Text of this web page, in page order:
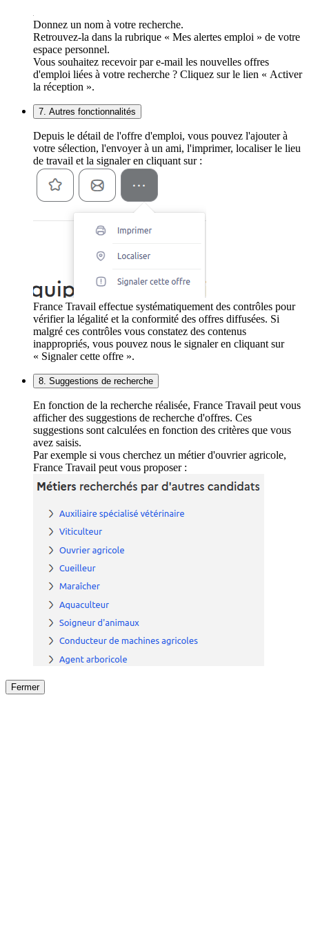
Donnez un nom à votre recherche.
Retrouvez-la dans la rubrique « Mes alertes emploi » de votre
espace personnel.
Vous souhaitez recevoir par e-mail les nouvelles offres
d'emploi liées à votre recherche ? Cliquez sur le lien « Activer
la réception ».
7. Autres fonctionnalités
Depuis le détail de l'offre d'emploi, vous pouvez l'ajouter à
votre sélection, l'envoyer à un ami, l'imprimer, localiser le lieu
de travail et la signaler en cliquant sur :
France Travail effectue systématiquement des contrôles pour
vérifier la légalité et la conformité des offres diffusées. Si
malgré ces contrôles vous constatez des contenus
inappropriés, vous pouvez nous le signaler en cliquant sur
« Signaler cette offre ».
8. Suggestions de recherche
En fonction de la recherche réalisée, France Travail peut vous
afficher des suggestions de recherche d'offres. Ces
suggestions sont calculées en fonction des critères que vous
avez saisis.
Par exemple si vous cherchez un métier d'ouvrier agricole,
France Travail peut vous proposer :
Fermer